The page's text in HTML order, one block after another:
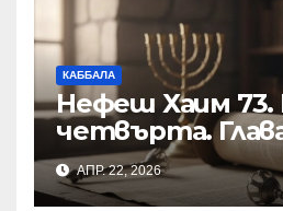
КАББАЛА
Нефеш Хаим
четвърта.
АПР. 22, 2026